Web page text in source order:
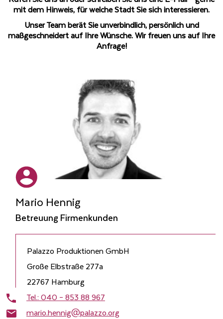
mit dem Hinweis, für welche Stadt Sie sich interessieren.
Unser Team berät Sie unverbindlich, persönlich und
maßgeschneidert auf Ihre Wünsche. Wir freuen uns auf Ihre
Anfrage!
Mario Hennig
Betreuung Firmenkunden
Palazzo Produktionen GmbH
Große Elbstraße 277a
22767 Hamburg
Tel.: 040 – 853 88 967
mario.hennig@palazzo.org